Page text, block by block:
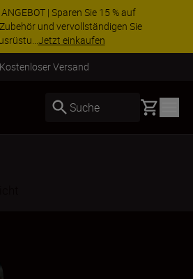
| Sparen Sie 15 % auf
und vervollständigen Sie
Jetzt einkaufen
innerhalb von 2–4 Werktagen
Suche Basket